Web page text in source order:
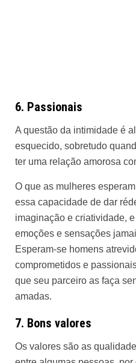
6. Passionais
A questão da intimidade é
esquecido, sobretudo
ter uma relação amorosa
O que as mulheres
essa capacidade de dar
imaginação e criatividade,
emoções e sensações
Esperam-se homens
comprometidos e
que seu parceiro as faça
amadas.
7. Bons valores
Os valores são as